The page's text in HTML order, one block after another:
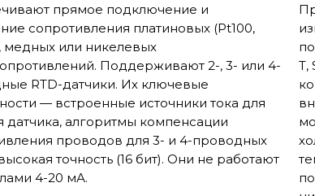
прямое подключение и
сопротивления платиновых (Pt100,
медных или никелевых
Поддерживают 2-, 3- или 4-
RTD-датчики. Их ключевые
— встроенные источники тока для
датчика, алгоритмы компенсации
проводов для 3- и 4-проводных
точность (16 бит). Они не работают
4-20 мА.
T,